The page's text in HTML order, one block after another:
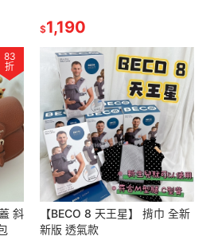
$1,190
83
折
斜
【BECO 8 天王星】 揹巾 全新
新版 透氣款